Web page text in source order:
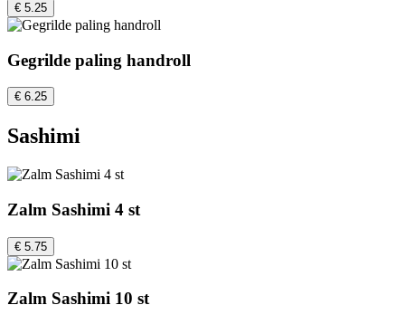
€ 5.25
Gegrilde paling handroll
€ 6.25
Sashimi
Zalm Sashimi 4 st
€ 5.75
Zalm Sashimi 10 st